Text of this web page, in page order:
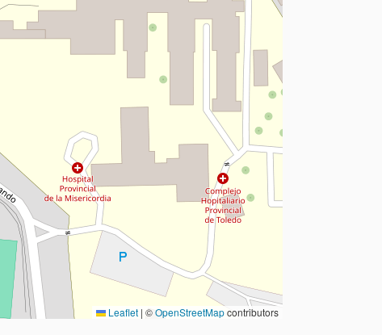
Leaflet | ©OpenStreetMapcontributors